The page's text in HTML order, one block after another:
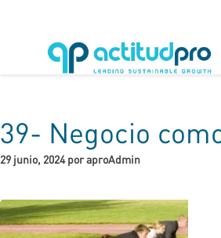
39- Negocio
29 junio, 2024 por aproAdmin